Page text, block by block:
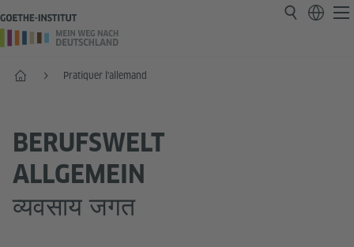
Accueil Pratiquer l'allemand
BERUFSWELT
ALLGEMEIN
व्यवसाय जगत